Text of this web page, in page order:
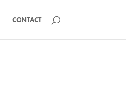
CONTACT